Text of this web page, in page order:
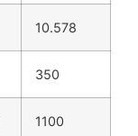
10.578
350
1100